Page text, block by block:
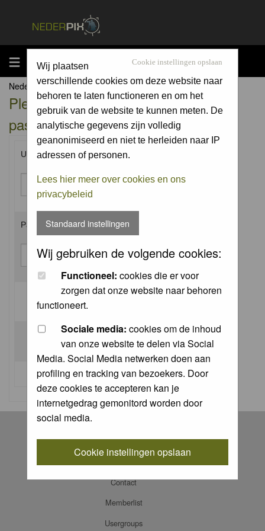
MENU Cookie instellingen opslaan
Wij plaatsen
verschillende cookies om deze website naar
behoren te laten functioneren en om het
gebruik van de website te kunnen meten. De
analytische gegevens zijn volledig
geanonimiseerd en niet te herleiden naar IP
adressen of personen.
Lees hier meer over cookies en ons
privacybeleid
Standaard instellingen
Wij gebruiken de volgende cookies:
Functioneel: cookies die er voor
zorgen dat onze website naar behoren
functioneert.
Sociale media: cookies om de inhoud
van onze website te delen via Social
Media. Social Media netwerken doen aan
profiling en tracking van bezoekers. Door
deze cookies te accepteren kan je
internetgedrag gemonitord worden door
social media.
Cookie instellingen opslaan
Nederpix.nl Forum Index
Please enter your username and
password to log in.
Username:
Password:
Log me on automatically each visit:
I forgot my password
Log in
Contact
Memberlist
Usergroups